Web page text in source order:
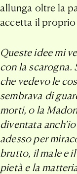
allunga oltre la
accetta il
Queste idee mi
con la scarogna.
che vedevo le
sembrava di
morti, o la
diventata
adesso per
brutto, il male e il
pietà e la